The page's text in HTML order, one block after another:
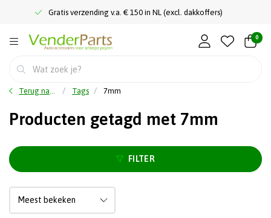
Gratis verzending v.a. € 150 in NL (excl. dakkoffers)
0
Terug naar home Tags 7mm
Producten getagd met 7mm
FILTER